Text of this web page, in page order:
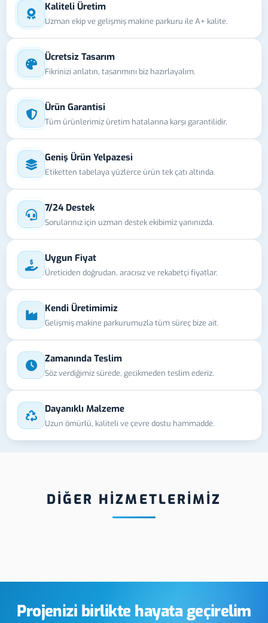
Kaliteli Üretim
Uzman ekip ve gelişmiş makine parkuru ile A+ kalite.
Ücretsiz Tasarım
Fikrinizi anlatın, tasarımını biz hazırlayalım.
Ürün Garantisi
Tüm ürünlerimiz üretim hatalarına karşı garantilidir.
Geniş Ürün Yelpazesi
Etiketten tabelaya yüzlerce ürün tek çatı altında.
7/24 Destek
Sorularınız için uzman destek ekibimiz yanınızda.
Uygun Fiyat
Üreticiden doğrudan, aracısız ve rekabetçi fiyatlar.
Kendi Üretimimiz
Gelişmiş makine parkurumuzla tüm süreç bize ait.
Zamanında Teslim
Söz verdiğimiz sürede, gecikmeden teslim ederiz.
Dayanıklı Malzeme
Uzun ömürlü, kaliteli ve çevre dostu hammadde.
DİĞER HİZMETLERİMİZ
Projenizi birlikte hayata geçirelim